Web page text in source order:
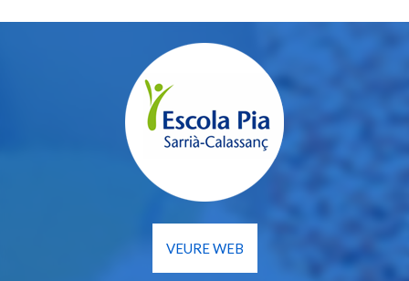
VEURE WEB